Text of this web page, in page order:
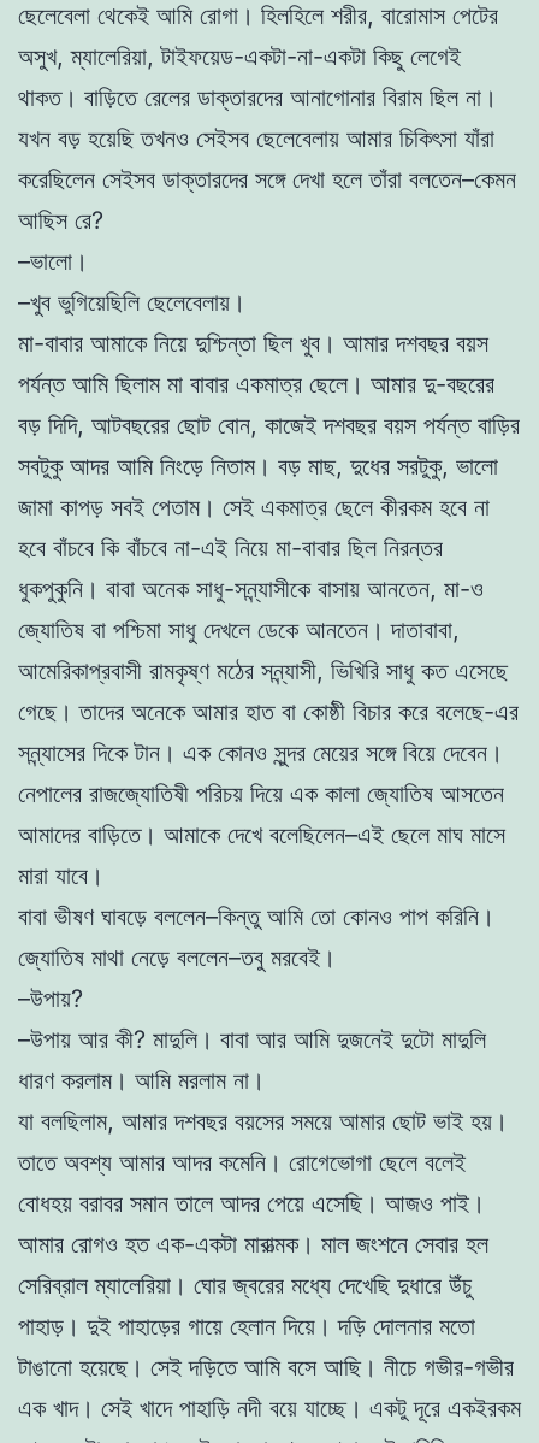
ছেলেবেলা থেকেই আমি রোগা। হিলহিলে শরীর, বারোমাস পেটের
অসুখ, ম্যালেরিয়া, টাইফয়েড-একটা-না-একটা কিছু লেগেই
থাকত। বাড়িতে রেলের ডাক্তারদের আনাগোনার বিরাম ছিল না।
যখন বড় হয়েছি তখনও সেইসব ছেলেবেলায় আমার চিকিৎসা যাঁরা
করেছিলেন সেইসব ডাক্তারদের সঙ্গে দেখা হলে তাঁরা বলতেন–কেমন
আছিস রে?
–ভালো।
–খুব ভুগিয়েছিলি ছেলেবেলায়।
মা-বাবার আমাকে নিয়ে দুশ্চিন্তা ছিল খুব। আমার দশবছর বয়স
পর্যন্ত আমি ছিলাম মা বাবার একমাত্র ছেলে। আমার দু-বছরের
বড় দিদি, আটবছরের ছোট বোন, কাজেই দশবছর বয়স পর্যন্ত বাড়ির
সবটুকু আদর আমি নিংড়ে নিতাম। বড় মাছ, দুধের সরটুকু, ভালো
জামা কাপড় সবই পেতাম। সেই একমাত্র ছেলে কীরকম হবে না
হবে বাঁচবে কি বাঁচবে না-এই নিয়ে মা-বাবার ছিল নিরন্তর
ধুকপুকুনি। বাবা অনেক সাধু-সন্ন্যাসীকে বাসায় আনতেন, মা-ও
জ্যোতিষ বা পশ্চিমা সাধু দেখলে ডেকে আনতেন। দাতাবাবা,
আমেরিকাপ্রবাসী রামকৃষ্ণ মঠের সন্ন্যাসী, ভিখিরি সাধু কত এসেছে
গেছে। তাদের অনেকে আমার হাত বা কোষ্ঠী বিচার করে বলেছে-এর
সন্ন্যাসের দিকে টান। এক কোনও সুন্দর মেয়ের সঙ্গে বিয়ে দেবেন।
নেপালের রাজজ্যোতিষী পরিচয় দিয়ে এক কালা জ্যোতিষ আসতেন
আমাদের বাড়িতে। আমাকে দেখে বলেছিলেন–এই ছেলে মাঘ মাসে
মারা যাবে।
বাবা ভীষণ ঘাবড়ে বললেন–কিন্তু আমি তো কোনও পাপ করিনি।
জ্যোতিষ মাথা নেড়ে বললেন–তবু মরবেই।
–উপায়?
–উপায় আর কী? মাদুলি। বাবা আর আমি দুজনেই দুটো মাদুলি
ধারণ করলাম। আমি মরলাম না।
যা বলছিলাম, আমার দশবছর বয়সের সময়ে আমার ছোট ভাই হয়।
তাতে অবশ্য আমার আদর কমেনি। রোগেভোগা ছেলে বলেই
বোধহয় বরাবর সমান তালে আদর পেয়ে এসেছি। আজও পাই।
আমার রোগও হত এক-একটা মারাত্মক। মাল জংশনে সেবার হল
সেরিব্রাল ম্যালেরিয়া। ঘোর জ্বরের মধ্যে দেখেছি দুধারে উঁচু
পাহাড়। দুই পাহাড়ের গায়ে হেলান দিয়ে। দড়ি দোলনার মতো
টাঙানো হয়েছে। সেই দড়িতে আমি বসে আছি। নীচে গভীর-গভীর
এক খাদ। সেই খাদে পাহাড়ি নদী বয়ে যাচ্ছে। একটু দূরে একইরকম